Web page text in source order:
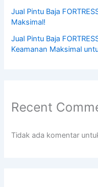
Jual Pintu Baja
Maksimal!
Jual Pintu Baja
Keamanan Maksimal
Recent
Tidak ada komentar